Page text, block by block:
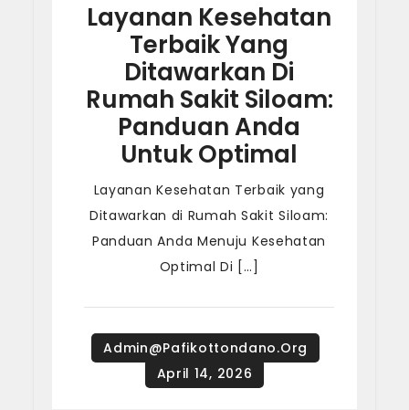
Layanan Kesehatan
Terbaik Yang
Ditawarkan Di
Rumah Sakit Siloam:
Panduan Anda
Untuk Optimal
Layanan Kesehatan Terbaik yang
Ditawarkan di Rumah Sakit Siloam:
Panduan Anda Menuju Kesehatan
Optimal Di […]